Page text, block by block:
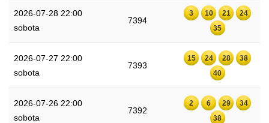
2026-07-28 22:00
sobota
7394
3 10 21
24
35
2026-07-27 22:00
sobota
7393
15 24 28
38
40
2026-07-26 22:00
sobota
7392
2 6 29
34
38